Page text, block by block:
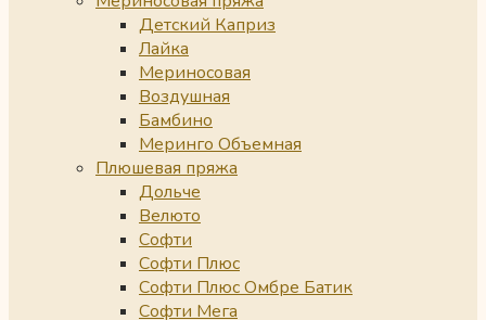
Детский Каприз
Лайка
Мериносовая
Воздушная
Бамбино
Меринго Объемная
Плюшевая пряжа
Дольче
Велюто
Софти
Софти Плюс
Софти Плюс Омбре Батик
Софти Мега